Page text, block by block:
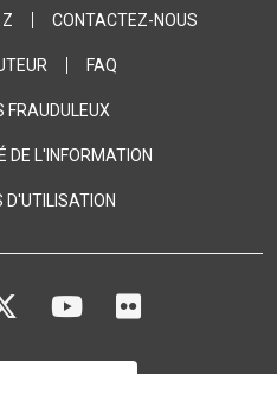
Z CONTACTEZ-NOUS
FAQ
FRAUDULEUX
DE L'INFORMATION
D'UTILISATION
TWITTERYOUTUBE
FLICKR